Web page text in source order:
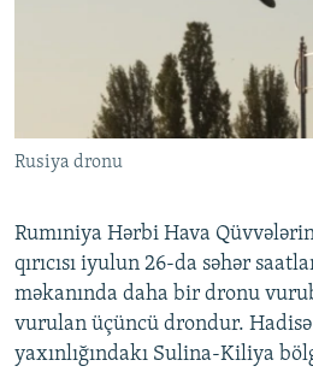
Rusiya dronu
Rumıniya Hərbi Hava
qırıcısı iyulun 26-da səhər
məkanında daha bir dronu
vurulan üçüncü drondur. Hadisə
yaxınlığındakı Sulina-Kiliya